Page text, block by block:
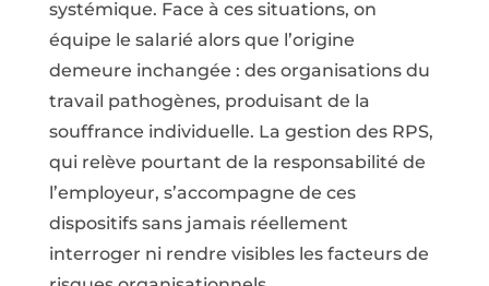
systémique. Face à ces situations, on
équipe le salarié alors que l’origine
demeure inchangée : des organisations du
travail pathogènes, produisant de la
souffrance individuelle. La gestion des RPS,
qui relève pourtant de la responsabilité de
l’employeur, s’accompagne de ces
dispositifs sans jamais réellement
interroger ni rendre visibles les facteurs de